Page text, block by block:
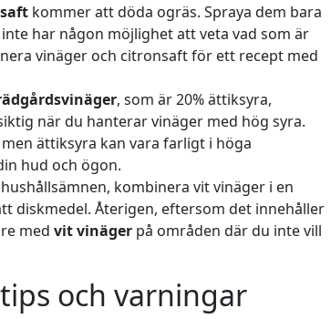
kommer att döda ogräs. Spraya dem bara
har någon möjlighet att veta vad som är
vinäger och citronsaft för ett recept med
, som är 20% ättiksyra,
när du hanterar vinäger med hög syra.
ättiksyra kan vara farligt i höga
hud och ögon.
kombinera vit vinäger i en
diskmedel. Återigen, eftersom det innehåller
med vit vinäger på områden där du inte vill
och varningar